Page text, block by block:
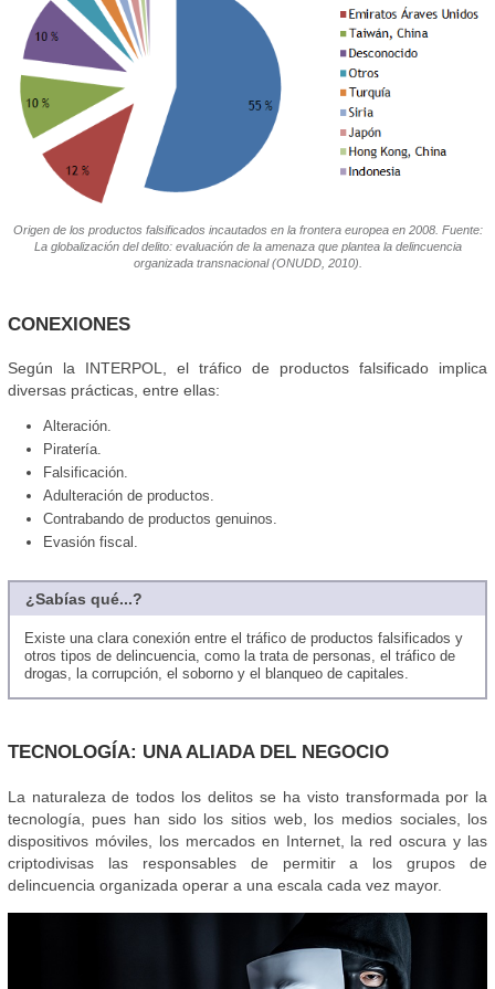
Origen de los productos falsificados incautados en la frontera europea en 2008. Fuente:
La globalización del delito: evaluación de la amenaza que plantea la delincuencia
organizada transnacional (ONUDD, 2010).
CONEXIONES
Según la INTERPOL, el tráfico de productos falsificado implica
diversas prácticas, entre ellas:
Alteración.
Piratería.
Falsificación.
Adulteración de productos.
Contrabando de productos genuinos.
Evasión fiscal.
¿Sabías qué...?
Existe una clara conexión entre el tráfico de productos falsificados y
otros tipos de delincuencia, como la trata de personas, el tráfico de
drogas, la corrupción, el soborno y el blanqueo de capitales.
TECNOLOGÍA: UNA ALIADA DEL NEGOCIO
La naturaleza de todos los delitos se ha visto transformada por la
tecnología, pues han sido los sitios web, los medios sociales, los
dispositivos móviles, los mercados en Internet, la red oscura y las
criptodivisas las responsables de permitir a los grupos de
delincuencia organizada operar a una escala cada vez mayor.